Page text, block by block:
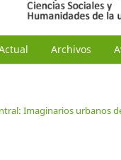
Archivos
Imaginarios urbanos